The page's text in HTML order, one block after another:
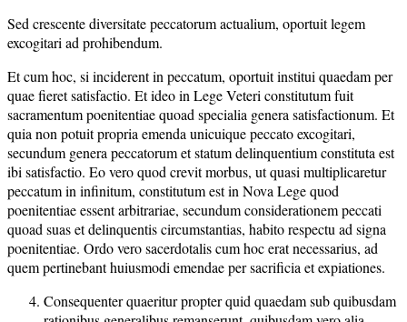
Sed crescente diversitate peccatorum actualium, oportuit legem
excogitari ad prohibendum.
Et cum hoc, si inciderent in peccatum, oportuit institui quaedam per
quae fieret satisfactio. Et ideo in Lege Veteri constitutum fuit
sacramentum poenitentiae quoad specialia genera satisfactionum. Et
quia non potuit propria emenda unicuique peccato excogitari,
secundum genera peccatorum et statum delinquentium constituta est
ibi satisfactio. Eo vero quod crevit morbus, ut quasi multiplicaretur
peccatum in infinitum, constitutum est in Nova Lege quod
poenitentiae essent arbitrariae, secundum considerationem peccati
quoad suas et delinquentis circumstantias, habito respectu ad signa
poenitentiae. Ordo vero sacerdotalis cum hoc erat necessarius, ad
quem pertinebant huiusmodi emendae per sacrificia et expiationes.
Consequenter quaeritur propter quid quaedam sub quibusdam